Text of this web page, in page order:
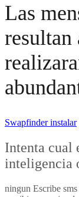
Las
resultan
Swapfinder instalar
Intenta cual
inteligencia
ningun Escribe